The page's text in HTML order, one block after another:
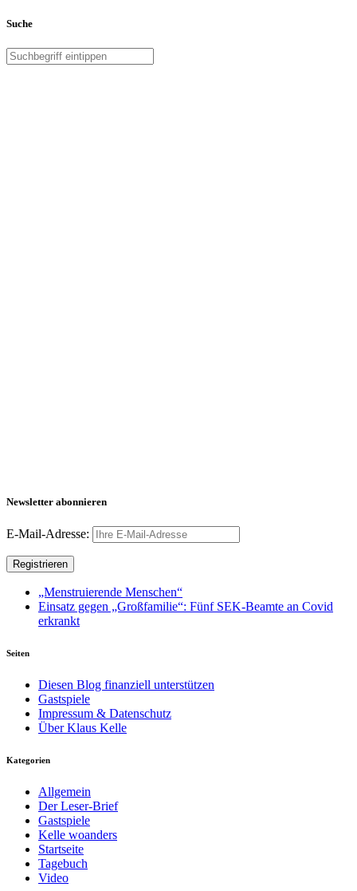
Suche
Newsletter abonnieren
E-Mail-Adresse:
„Menstruierende Menschen“
Einsatz gegen „Großfamilie“: Fünf SEK-Beamte an Covid
erkrankt
Seiten
Diesen Blog finanziell unterstützen
Gastspiele
Impressum & Datenschutz
Über Klaus Kelle
Kategorien
Allgemein
Der Leser-Brief
Gastspiele
Kelle woanders
Startseite
Tagebuch
Video